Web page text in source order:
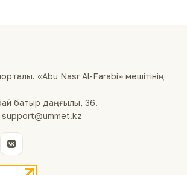
«Abu Nasr Al-Farabi» мешітінің
батыр даңғылы, 36.
support@ummet.kz